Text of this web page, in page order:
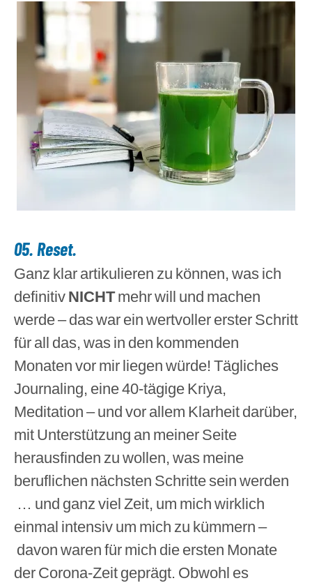
05.Reset.
Ganz klar artikulieren zu können, was ich
definitivNICHTmehr will und machen
werde – das war ein wertvoller erster Schritt
für all das, was in den kommenden
Monaten vor mir liegen würde! Tägliches
Journaling, eine 40-tägige Kriya,
Meditation – und vor allem Klarheit darüber,
mit Unterstützung an meiner Seite
herausfinden zu wollen, was meine
beruflichen nächsten Schritte sein werden
… und ganz viel Zeit, um mich wirklich
einmal intensiv um mich zu kümmern –
davon waren für mich die ersten Monate
der Corona-Zeit geprägt. Obwohl es